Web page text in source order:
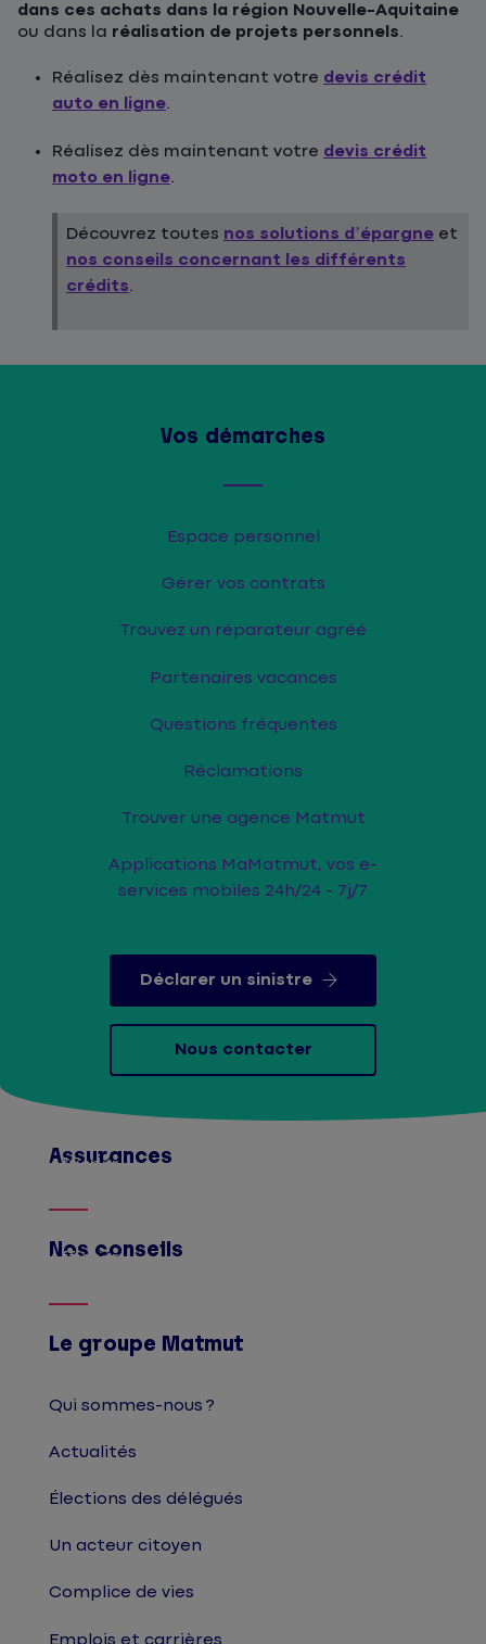
dans ces achats dans la région Nouvelle-Aquitaine
ou dans la réalisation de projets personnels.
Réalisez dès maintenant votre devis crédit
auto en ligne.
Réalisez dès maintenant votre devis crédit
moto en ligne.
Découvrez toutes nos solutions d’épargne et
nos conseils concernant les différents
crédits.
Vos démarches
Espace personnel
Gérer vos contrats
Trouvez un réparateur agréé
Partenaires vacances
Questions fréquentes
Réclamations
Trouver une agence Matmut
Applications MaMatmut, vos e-
services mobiles 24h/24 - 7j/7
Déclarer un sinistre
Nous contacter
Assurances
Afficher
Nos conseils
Afficher
Le groupe Matmut
Qui sommes-nous ?
Actualités
Élections des délégués
Un acteur citoyen
Complice de vies
Emplois et carrières